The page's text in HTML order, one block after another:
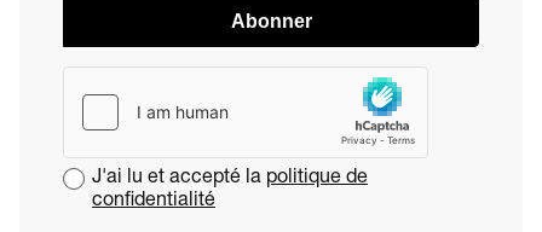
Abonner
J'ai lu et accepté la politique de
confidentialité